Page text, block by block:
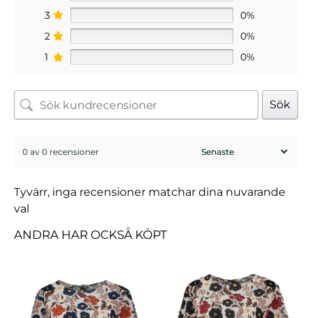
3
0%
2
0%
1
0%
Sök
0 av 0 recensioner
Tyvärr, inga recensioner matchar dina nuvarande
val
ANDRA HAR OCKSÅ KÖPT